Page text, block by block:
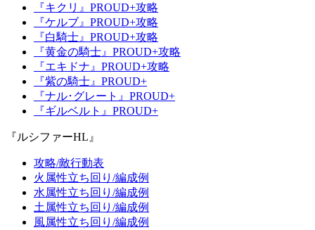
『キクリ』PROUD+攻略
『ケルブ』PROUD+攻略
『白騎士』PROUD+攻略
『黄金の騎士』PROUD+攻略
『エキドナ』PROUD+攻略
『紫の騎士』PROUD+
『ナル･グレート』PROUD+
『ギルベルト』PROUD+
『ルシファーHL』
攻略/敵行動表
火属性立ち回り/編成例
水属性立ち回り/編成例
土属性立ち回り/編成例
風属性立ち回り/編成例